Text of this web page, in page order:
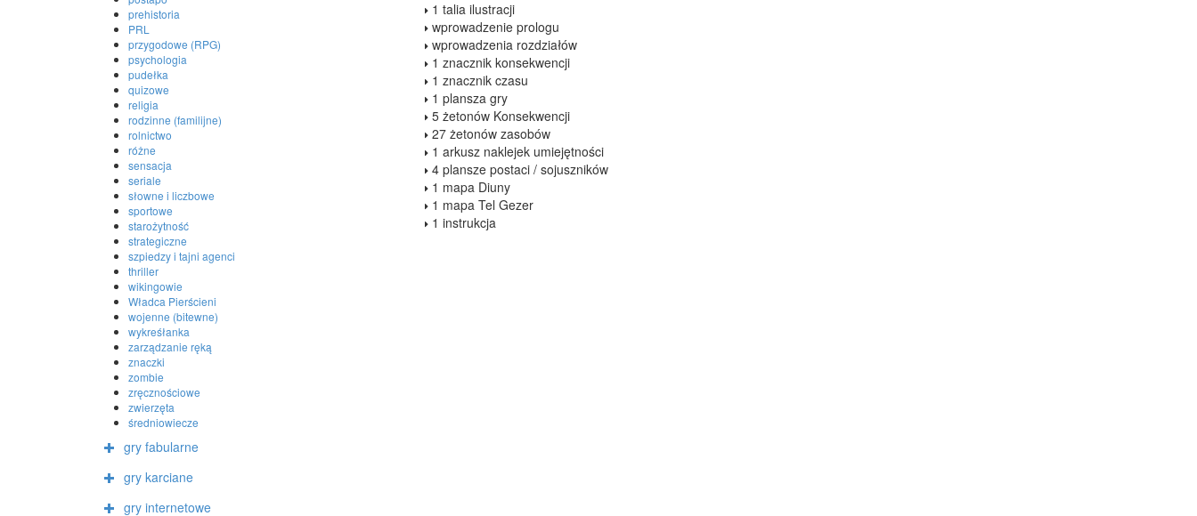
prehistoria
PRL
przygodowe (RPG)
psychologia
pudełka
quizowe
religia
rodzinne (familijne)
rolnictwo
różne
sensacja
seriale
słowne i liczbowe
sportowe
starożytność
strategiczne
szpiedzy i tajni agenci
thriller
wikingowie
Władca Pierścieni
wojenne (bitewne)
wykreśłanka
zarządzanie ręką
znaczki
zombie
zręcznościowe
zwierzęta
średniowiecze
gry fabularne
gry karciane
gry internetowe
1 talia ilustracji
wprowadzenie prologu
wprowadzenia rozdziałów
1 znacznik konsekwencji
1 znacznik czasu
1 plansza gry
5 żetonów Konsekwencji
27 żetonów zasobów
1 arkusz naklejek umiejętności
4 plansze postaci / sojuszników
1 mapa Diuny
1 mapa Tel Gezer
1 instrukcja